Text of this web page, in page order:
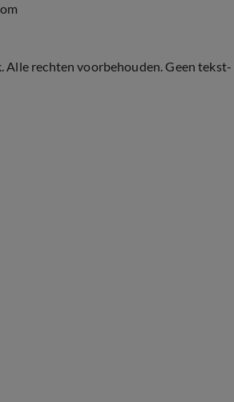
Alle rechten voorbehouden. Geen tekst-